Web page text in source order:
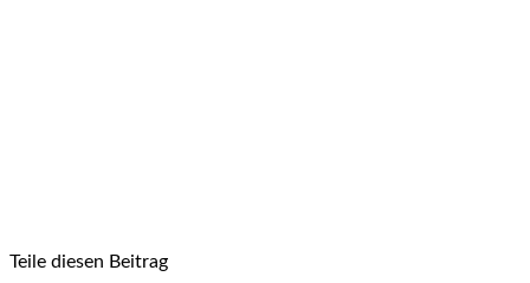
Teile diesen Beitrag